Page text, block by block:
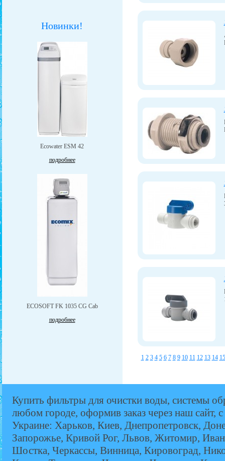
Новинки!
Ecowater ESM 42
подробнее
ECOSOFT FK 1035 CG Cab
подробнее
1 2 3 4 5 6 7 8 9 10 11 12 13 14 15
Купить фильтры для очистки воды, системы
любом городе, оформив заказ через наш сайт,
Украине: Харьков, Киев, Днепропетровск,
Запорожье, Кривой Рог, Львов, Житомир,
Шостка, Черкассы, Винница, Кировоград,